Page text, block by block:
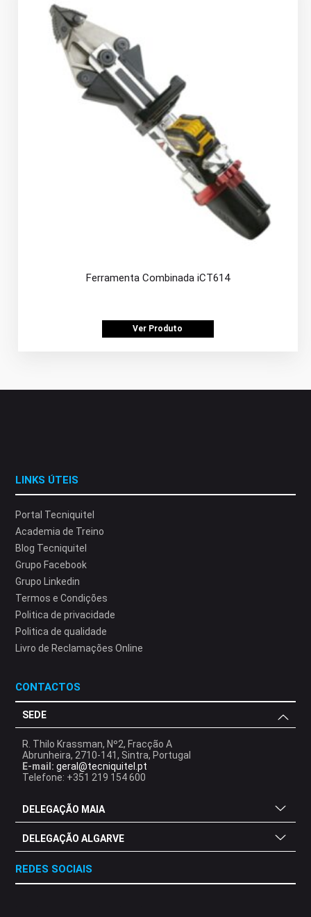
Ferramenta Combinada iCT614
Ver Produto
LINKS ÚTEIS
Portal Tecniquitel
Academia de Treino
Blog Tecniquitel
Grupo Facebook
Grupo Linkedin
Termos e Condições
Politica de privacidade
Politica de qualidade
Livro de Reclamações Online
CONTACTOS
SEDE
R. Thilo Krassman, Nº2, Fracção A
Abrunheira, 2710-141, Sintra, Portugal
E-mail: geral@tecniquitel.pt
Telefone: +351 219 154 600
DELEGAÇÃO MAIA
DELEGAÇÃO ALGARVE
REDES SOCIAIS